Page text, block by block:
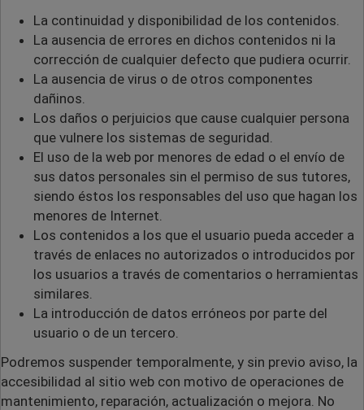
La continuidad y disponibilidad de los contenidos.
La ausencia de errores en dichos contenidos ni la
corrección de cualquier defecto que pudiera ocurrir.
La ausencia de virus o de otros componentes
dañinos.
Los daños o perjuicios que cause cualquier persona
que vulnere los sistemas de seguridad.
El uso de la web por menores de edad o el envío de
sus datos personales sin el permiso de sus tutores,
siendo éstos los responsables del uso que hagan los
menores de Internet.
Los contenidos a los que el usuario pueda acceder a
través de enlaces no autorizados o introducidos por
los usuarios a través de comentarios o herramientas
similares.
La introducción de datos erróneos por parte del
usuario o de un tercero.
Podremos suspender temporalmente, y sin previo aviso, la
accesibilidad al sitio web con motivo de operaciones de
mantenimiento, reparación, actualización o mejora. No